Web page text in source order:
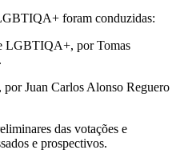
foram conduzidas:
LGBTIQA+, por Tomas
, por Juan Carlos Alonso Reguero
das votações e
e prospectivos.